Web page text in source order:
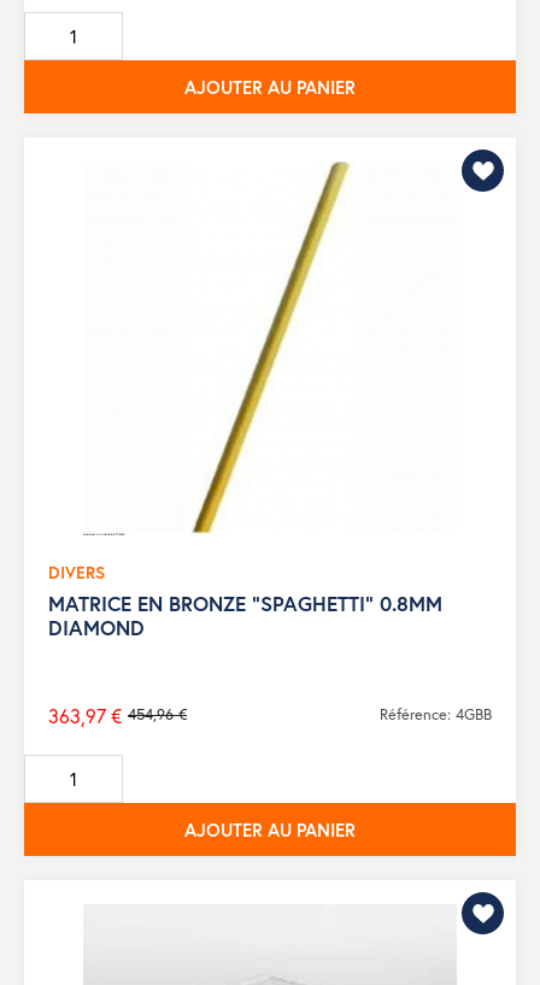
de
base
AJOUTER AU PANIER
DIVERS
MATRICE EN BRONZE "SPAGHETTI" 0.8MM
DIAMOND
Prix
de
base
454,96 €
363,97 € Référence: 4GBB
AJOUTER AU PANIER